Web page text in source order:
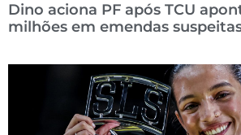
Dino aciona PF após TCU
milhões em emendas